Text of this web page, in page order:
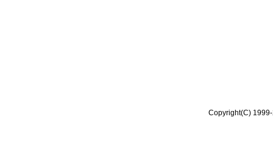
Copyright(C)